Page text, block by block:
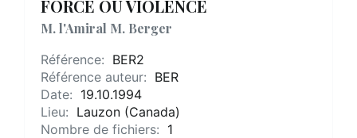
FORCE OU VIOLENCE
M. l'Amiral M. Berger
Référence: BER2
Référence auteur: BER
Date: 19.10.1994
Lieu: Lauzon (Canada)
Nombre de fichiers: 1